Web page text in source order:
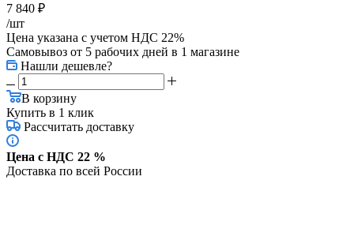
7 840 ₽
/шт
Цена указана с учетом НДС 22%
Самовывоз от 5 рабочих дней в 1 магазине
Нашли дешевле?
В корзину
Купить в 1 клик
Рассчитать доставку
Цена с НДС 22 %
Доставка по всей России